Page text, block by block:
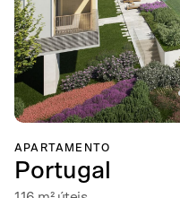
APARTAMENTO
Portugal